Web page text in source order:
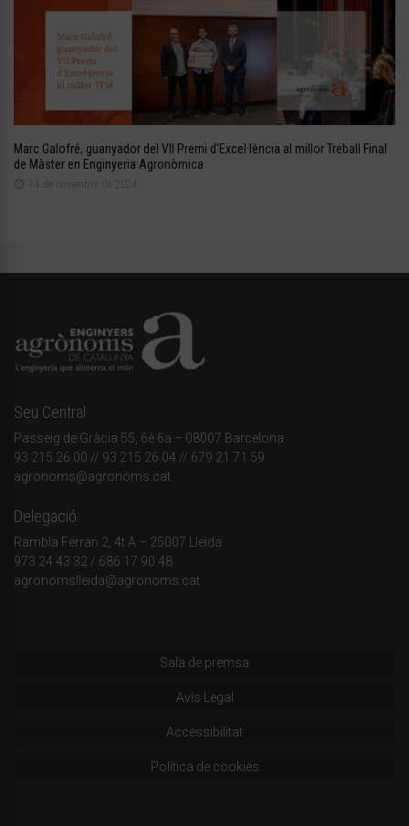
Marc Galofré, guanyador del VII Premi d’Excel·lència al millor Treball Final
de Màster en Enginyeria Agronòmica
14 de novembre de 2024
Seu Central
Passeig de Gràcia 55, 6è 6a – 08007 Barcelona
93 215 26 00 // 93 215 26 04 // 679 21 71 59
agronoms@agronoms.cat
Delegació
Rambla Ferran 2, 4t A – 25007 Lleida
973 24 43 32 / 686 17 90 48
agronomslleida@agronoms.cat
Sala de premsa
Avís Legal
Accessibilitat
Política de cookies